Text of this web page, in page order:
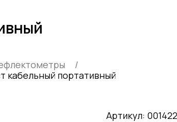
портативный
Артикул: 001422